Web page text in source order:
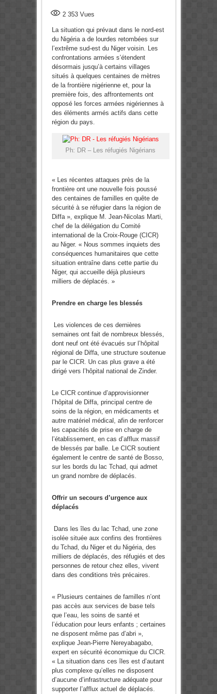
2 353Vues
La situation qui prévaut dans le nord-est
du Nigéria a de lourdes retombées sur
l’extrême sud-est du Niger voisin. Les
confrontations armées s’étendent
désormais jusqu’à certains villages
situés à quelques centaines de mètres
de la frontière nigérienne et, pour la
première fois, des affrontements ont
opposé les forces armées nigériennes à
des éléments armés actifs dans cette
région du pays.
Ph: DR – Les réfugiés Nigérians
« Les récentes attaques près de la
frontière ont une nouvelle fois poussé
des centaines de familles en quête de
sécurité à se réfugier dans la région de
Diffa », explique M. Jean-Nicolas Marti,
chef de la délégation du Comité
international de la Croix-Rouge (CICR)
au Niger. « Nous sommes inquiets des
conséquences humanitaires que cette
situation entraîne dans cette partie du
Niger, qui accueille déjà plusieurs
milliers de déplacés. »
Prendre en charge les blessés
Les violences de ces dernières
semaines ont fait de nombreux blessés,
dont neuf ont été évacués sur l’hôpital
régional de Diffa, une structure soutenue
par le CICR. Un cas plus grave a été
dirigé vers l’hôpital national de Zinder.
Le CICR continue d’approvisionner
l’hôpital de Diffa, principal centre de
soins de la région, en médicaments et
autre matériel médical, afin de renforcer
les capacités de prise en charge de
l’établissement, en cas d’afflux massif
de blessés par balle. Le CICR soutient
également le centre de santé de Bosso,
sur les bords du lac Tchad, qui admet
un grand nombre de déplacés.
Offrir un secours d’urgence aux
déplacés
Dans les îles du lac Tchad, une zone
isolée située aux confins des frontières
du Tchad, du Niger et du Nigéria, des
milliers de déplacés, des réfugiés et des
personnes de retour chez elles, vivent
dans des conditions très précaires.
« Plusieurs centaines de familles n’ont
pas accès aux services de base tels
que l’eau, les soins de santé et
l’éducation pour leurs enfants ; certaines
ne disposent même pas d’abri »,
explique Jean-Pierre Nereyabagabo,
expert en sécurité économique du CICR.
« La situation dans ces îles est d’autant
plus complexe qu’elles ne disposent
d’aucune d’infrastructure adéquate pour
supporter l’afflux actuel de déplacés.